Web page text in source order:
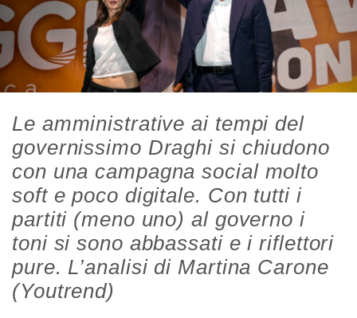
Le amministrative ai tempi del
governissimo Draghi si chiudono
con una campagna social molto
soft e poco digitale. Con tutti i
partiti (meno uno) al governo i
toni si sono abbassati e i riflettori
pure. L’analisi di Martina Carone
(Youtrend)